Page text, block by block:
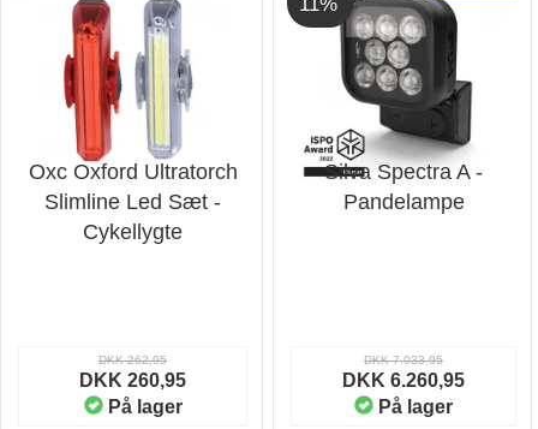
Oxc Oxford Ultratorch
Slimline Led Sæt -
Cykellygte
DKK 262,95
DKK 260,95
På lager
Silva Spectra A -
Pandelampe
DKK 7.033,95
DKK 6.260,95
På lager